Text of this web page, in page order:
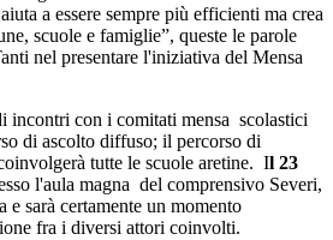
a essere sempre più efficienti ma crea
scuole e famiglie”, queste le parole
nel presentare l'iniziativa del Mensa
incontri con i comitati mensa scolastici
di ascolto diffuso; il percorso di
tutte le scuole aretine. Il 23
l'aula magna del comprensivo Severi,
e sarà certamente un momento
fra i diversi attori coinvolti.